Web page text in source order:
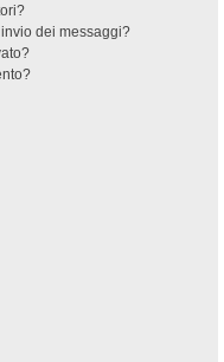
invio dei messaggi?